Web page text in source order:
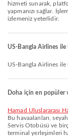
hizmeti sunarak,
yapmanızı sağlar.
izlemeniz yeterlidir.
US-Bangla Airlines ile
US-Bangla Airlines
Doha için en popüler
Hamad Uluslararası
Bu havaalanları,
Servis Otobüsü ve
terminal yerleşimleri